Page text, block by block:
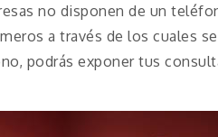
no disponen de un
a través de los cuales
podrás exponer tus